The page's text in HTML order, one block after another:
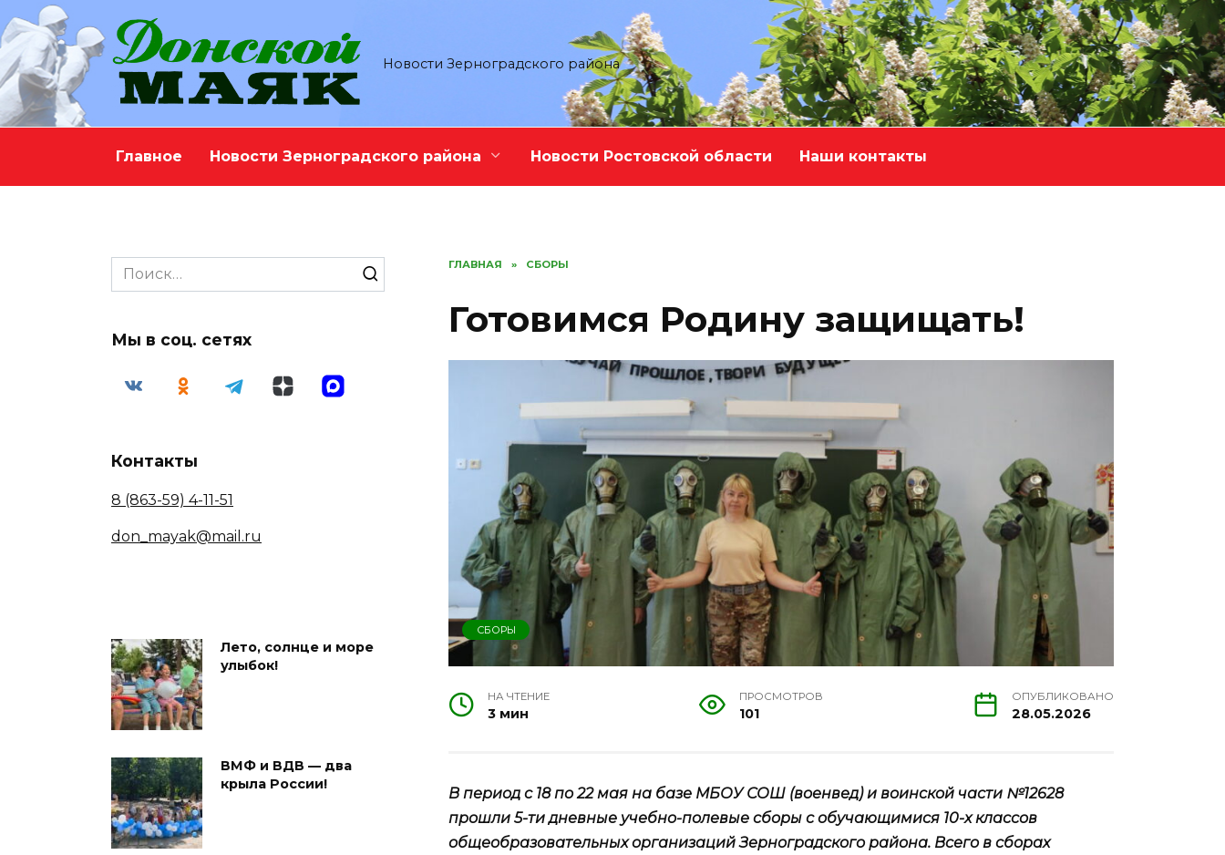
Перейти
к
содержанию
Новости Зерноградского района
Главное Новости Зерноградского района Новости Ростовской области Наши контакты
ГЛАВНАЯ » СБОРЫ
Готовимся Родину защищать!
СБОРЫ
НА ЧТЕНИЕ
3 мин
ПРОСМОТРОВ
101
ОПУБЛИКОВАНО
28.05.2026
В период с 18 по 22 мая на базе МБОУ СОШ (военвед) и воинской части №12628
прошли 5-ти дневные учебно-полевые сборы с обучающимися 10-х классов
общеобразовательных организаций Зерноградского района. Всего в сборах
Search
for:
Мы в соц. сетях
Контакты
8 (863-59) 4-11-51
don_mayak@mail.ru
Лето, солнце и море
улыбок!
ВМФ и ВДВ — два
крыла России!